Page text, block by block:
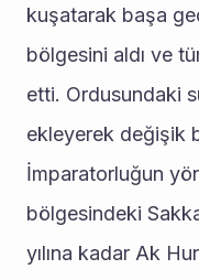
kuşatarak başa
bölgesini aldı ve
etti. Ordusundaki
ekleyerek değişik
İmparatorluğun
bölgesindeki
yılına kadar Ak